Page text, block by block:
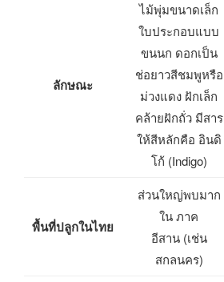
ลักษณะ
ไม้พุ่มขนาดเล็ก
ใบประกอบแบบ
ขนนก ดอกเป็น
ช่อยาวสีชมพูหรือ
ม่วงแดง ฝักเล็ก
คล้ายฝักถั่ว มีสาร
ให้สีหลักคือ อินดิ
โก้ (Indigo)
พื้นที่ปลูกในไทย
ส่วนใหญ่พบมาก
ใน ภาค
อีสาน (เช่น
สกลนคร)